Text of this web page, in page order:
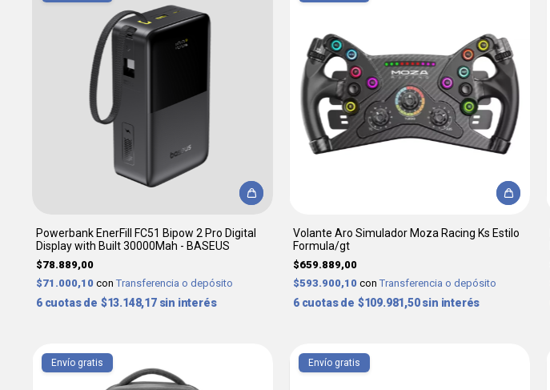
Powerbank EnerFill FC51 Bipow 2 Pro Digital
Display with Built 30000Mah - BASEUS
$78.889,00
$71.000,10 con Transferencia o depósito
6 $13.148,17 sin interés
Volante Aro Simulador Moza Racing Ks Estilo
Formula/gt
$659.889,00
$593.900,10 con Transferencia o depósito
6 $109.981,50 sin interés
Envío gratis Envío gratis